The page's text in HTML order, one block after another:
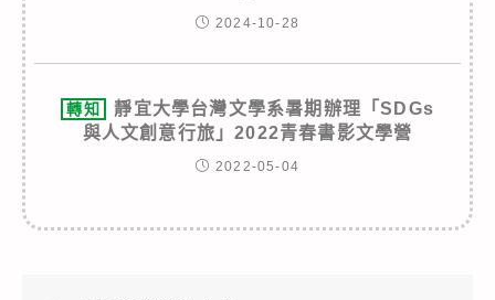
2024-10-28
轉知
靜宜大學台灣文學系暑期辦理「SDGs
與人文創意行旅」2022青春書影文學營
2022-05-04